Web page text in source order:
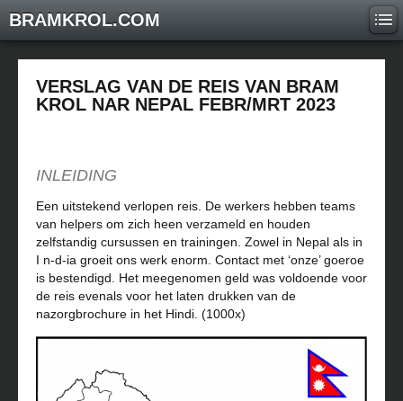
BRAMKROL.COM
VERSLAG VAN DE REIS VAN BRAM
KROL NAR NEPAL FEBR/MRT 2023
INLEIDING
Een uitstekend verlopen reis. De werkers hebben teams
van helpers om zich heen verzameld en houden
zelfstandig cursussen en trainingen. Zowel in Nepal als in
I n-d-ia groeit ons werk enorm. Contact met ‘onze’ goeroe
is bestendigd. Het meegenomen geld was voldoende voor
de reis evenals voor het laten drukken van de
nazorgbrochure in het Hindi. (1000x)